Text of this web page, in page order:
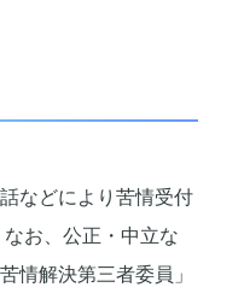
などにより苦情受付
お、公正・中立な
情解決第三者委員」